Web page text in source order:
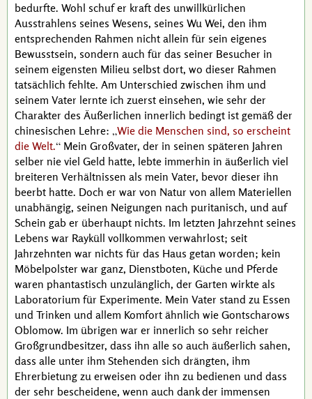
bedurfte. Wohl schuf er kraft des unwillkürlichen
Ausstrahlens seines Wesens, seines Wu Wei, den ihm
entsprechenden Rahmen nicht allein für sein eigenes
Bewusstsein, sondern auch für das seiner Besucher in
seinem eigensten Milieu selbst dort, wo dieser Rahmen
tatsächlich fehlte. Am Unterschied zwischen ihm und
seinem Vater lernte ich zuerst einsehen, wie sehr der
Charakter des Äußerlichen innerlich bedingt ist gemäß der
chinesischen Lehre: Wie die Menschen sind, so erscheint
die Welt.
Mein Großvater, der in seinen späteren Jahren
selber nie viel Geld hatte, lebte immerhin in äußerlich viel
breiteren Verhältnissen als mein Vater, bevor dieser ihn
beerbt hatte. Doch er war von Natur von allem Materiellen
unabhängig, seinen Neigungen nach puritanisch, und auf
Schein gab er überhaupt nichts. Im letzten Jahrzehnt seines
Lebens war Rayküll vollkommen verwahrlost; seit
Jahrzehnten war nichts für das Haus getan worden; kein
Möbelpolster war ganz, Dienstboten, Küche und Pferde
waren phantastisch unzulänglich, der Garten wirkte als
Laboratorium für Experimente. Mein Vater stand zu Essen
und Trinken und allem Komfort ähnlich wie Gontscharows
Oblomow. Im übrigen war er innerlich so sehr reicher
Großgrundbesitzer, dass ihn alle so auch äußerlich sahen,
dass alle unter ihm Stehenden sich drängten, ihm
Ehrerbietung zu erweisen oder ihn zu bedienen und dass
der sehr bescheidene, wenn auch dank der immensen